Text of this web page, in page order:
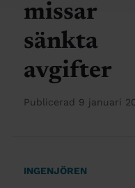
missar
sänkta
avgifter
Publicerad 9 januari
INGENJÖREN